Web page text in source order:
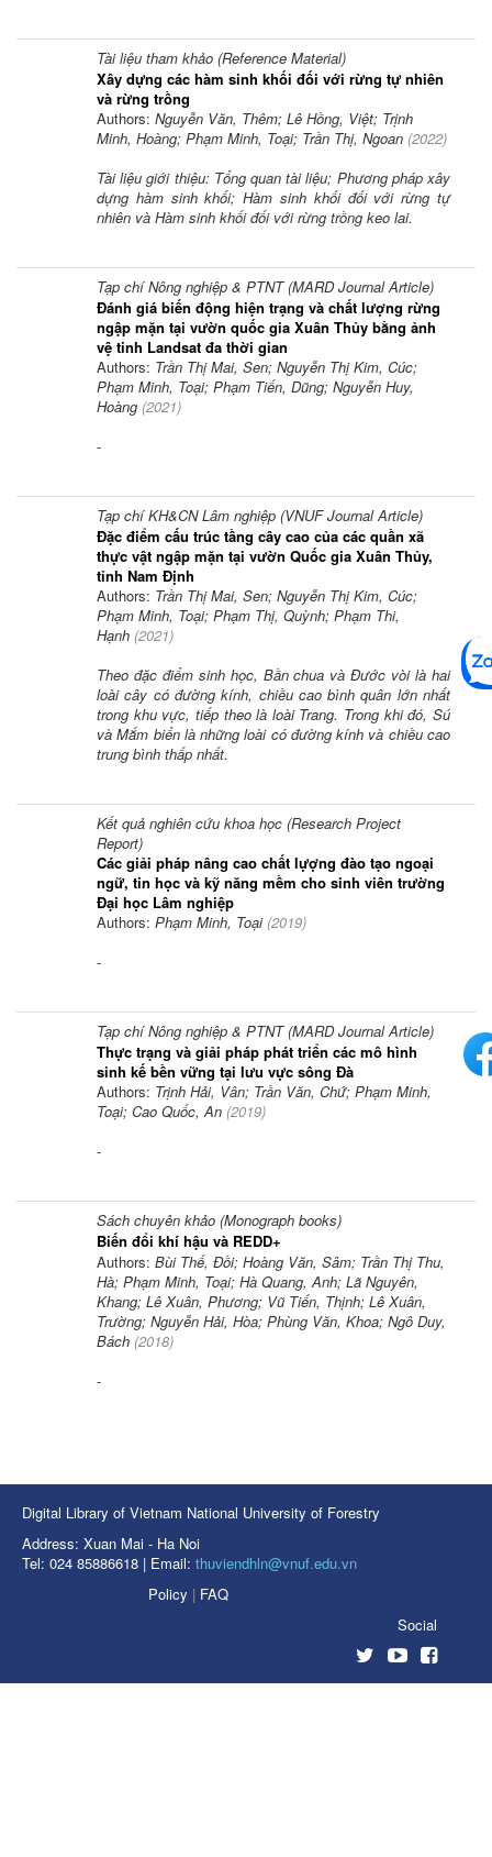
Tài liệu tham khảo (Reference Material)
Xây dựng các hàm sinh khối đối với rừng tự nhiên
và rừng trồng
Authors: Nguyễn Văn, Thêm; Lê Hồng, Việt; Trịnh
Minh, Hoàng; Phạm Minh, Toại; Trần Thị, Ngoan (2022)
Tài liệu giới thiệu: Tổng quan tài liệu; Phương pháp xây
dựng hàm sinh khối; Hàm sinh khối đối với rừng tự
nhiên và Hàm sinh khối đối với rừng trồng keo lai.
Tạp chí Nông nghiệp & PTNT (MARD Journal Article)
Đánh giá biến động hiện trạng và chất lượng rừng
ngập mặn tại vườn quốc gia Xuân Thủy bằng ảnh
vệ tinh Landsat đa thời gian
Authors: Trần Thị Mai, Sen; Nguyễn Thị Kim, Cúc;
Phạm Minh, Toại; Phạm Tiến, Dũng; Nguyễn Huy,
Hoàng (2021)
-
Tạp chí KH&CN Lâm nghiệp (VNUF Journal Article)
Đặc điểm cấu trúc tầng cây cao của các quần xã
thực vật ngập mặn tại vườn Quốc gia Xuân Thủy,
tỉnh Nam Định
Authors: Trần Thị Mai, Sen; Nguyễn Thị Kim, Cúc;
Phạm Minh, Toại; Phạm Thị, Quỳnh; Phạm Thi,
Hạnh (2021)
Theo đặc điểm sinh học, Bần chua và Đước vòi là hai
loài cây có đường kính, chiều cao bình quân lớn nhất
trong khu vực, tiếp theo là loài Trang. Trong khi đó, Sú
và Mắm biển là những loài có đường kính và chiều cao
trung bình thấp nhất.
Kết quả nghiên cứu khoa học (Research Project
Report)
Các giải pháp nâng cao chất lựợng đào tạo ngoại
ngữ, tin học và kỹ năng mềm cho sinh viên trường
Đại học Lâm nghiệp
Authors: Phạm Minh, Toại(2019)
-
Tạp chí Nông nghiệp & PTNT (MARD Journal Article)
Thực trạng và giải pháp phát triển các mô hình
sinh kế bền vững tại lưu vực sông Đà
Authors: Trịnh Hải, Vân; Trần Văn, Chứ; Phạm Minh,
Toại; Cao Quốc, An (2019)
-
Sách chuyên khảo (Monograph books)
Biến đổi khí hậu và REDD+
Authors: Bùi Thế, Đồi; Hoàng Văn, Sâm; Trần Thị Thu,
Hà; Phạm Minh, Toại; Hà Quang, Anh; Lã Nguyên,
Khang; Lê Xuân, Phương; Vũ Tiến, Thịnh; Lê Xuân,
Trường; Nguyễn Hải, Hòa; Phùng Văn, Khoa; Ngô Duy,
Bách (2018)
-
Digital Library of Vietnam National University of Forestry
Address: Xuan Mai - Ha Noi
Tel: 024 85886618 | Email: thuviendhln@vnuf.edu.vn
Policy | FAQ
Social